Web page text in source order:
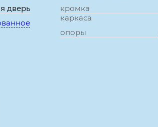
дверь
кромка
каркаса
опоры